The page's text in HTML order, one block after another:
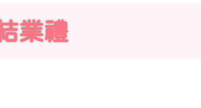
業禮